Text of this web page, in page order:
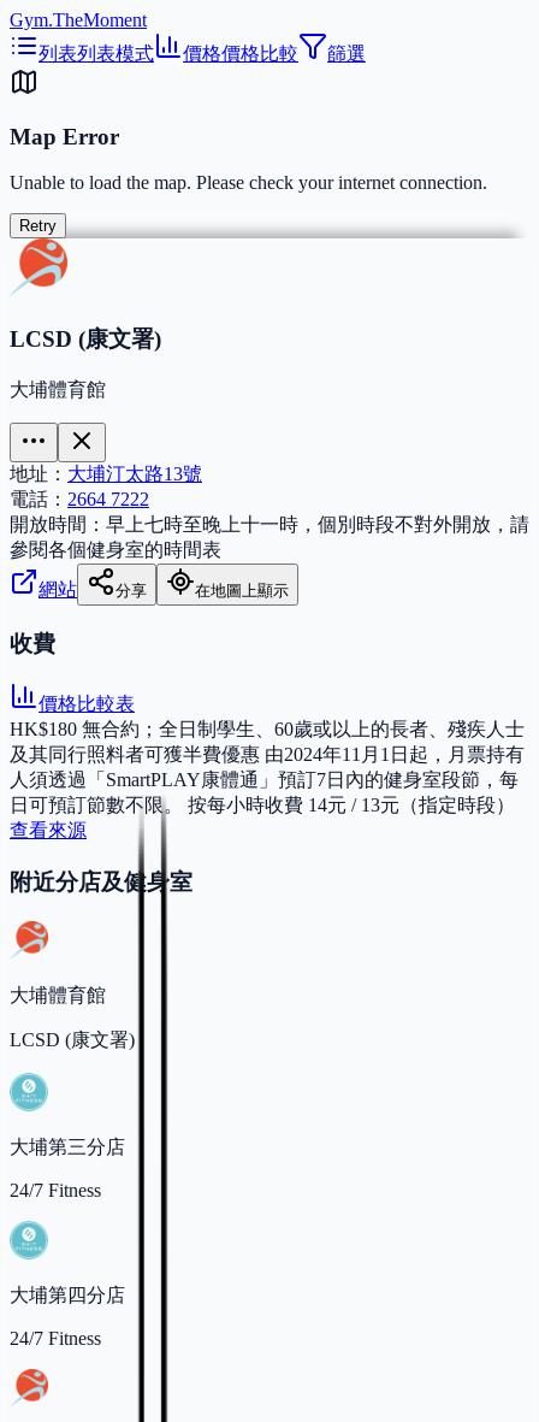
Gym.TheMoment
列表列表模式 價格價格比較 篩選
Map Error
Unable to load the map. Please check your internet connection.
Retry
LCSD (康文署)
大埔體育館
地址： 大埔汀太路13號
電話： 2664 7222
開放時間： 早上七時至晚上十一時，個別時段不對外開放，請
參閱各個健身室的時間表
網站
分享 在地圖上顯示
收費
價格比較表
HK$180 無合約；全日制學生、60歲或以上的長者、殘疾人士
及其同行照料者可獲半費優惠 由2024年11月1日起，月票持有
人須透過「SmartPLAY康體通」預訂7日內的健身室段節，每
日可預訂節數不限。 按每小時收費 14元 / 13元（指定時段）
查看來源
附近分店及健身室
大埔體育館
LCSD (康文署)
大埔第三分店
24/7 Fitness
大埔第四分店
24/7 Fitness